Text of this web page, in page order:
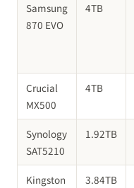
Samsung
870 EVO
4TB
Crucial
MX500
4TB
Synology
SAT5210
1.92TB
Kingston
3.84TB